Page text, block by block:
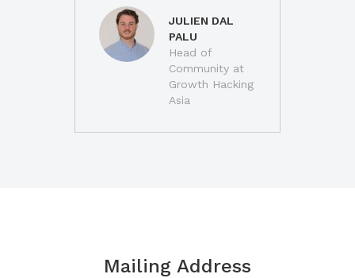
JULIEN DAL
PALU
Head of
Community at
Growth Hacking
Asia
Mailing Address